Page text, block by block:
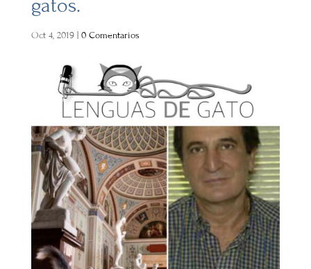
gatos.
Oct 4, 2019| 0 Comentarios